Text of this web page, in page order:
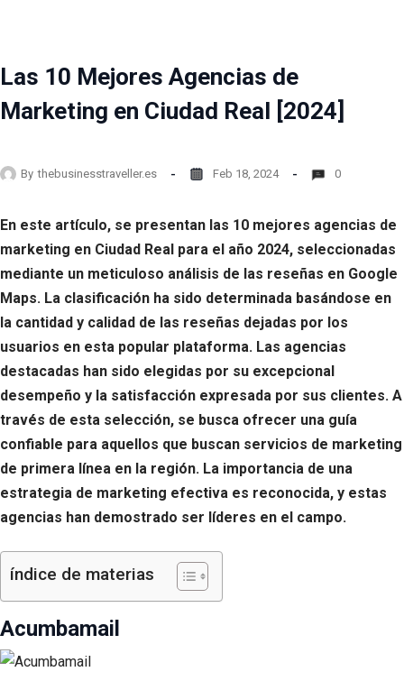
Las 10 Mejores Agencias de
Marketing en Ciudad Real [2024]
By thebusinesstraveller.es Feb 18, 2024 0
En este artículo, se presentan las 10 mejores agencias de
marketing en Ciudad Real para el año 2024, seleccionadas
mediante un meticuloso análisis de las reseñas en Google
Maps. La clasificación ha sido determinada basándose en
la cantidad y calidad de las reseñas dejadas por los
usuarios en esta popular plataforma. Las agencias
destacadas han sido elegidas por su excepcional
desempeño y la satisfacción expresada por sus clientes. A
través de esta selección, se busca ofrecer una guía
confiable para aquellos que buscan servicios de marketing
de primera línea en la región. La importancia de una
estrategia de marketing efectiva es reconocida, y estas
agencias han demostrado ser líderes en el campo.
índice de materias
Acumbamail